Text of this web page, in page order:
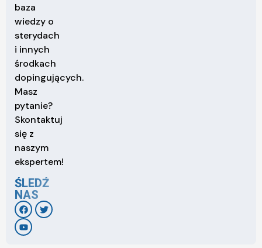
baza
wiedzy o
sterydach
i innych
środkach
dopingujących.
Masz
pytanie?
Skontaktuj
się z
naszym
ekspertem!
ŚLEDŹ
NAS